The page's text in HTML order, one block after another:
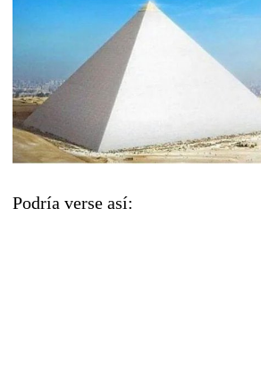
Podría verse así: